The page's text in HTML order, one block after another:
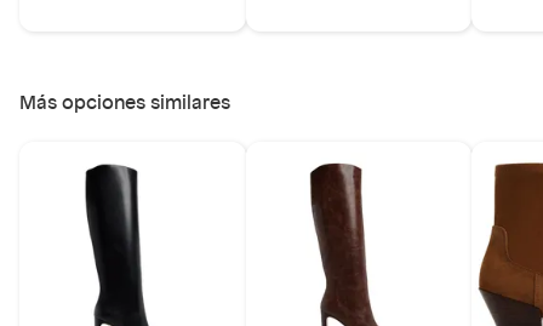
Más opciones similares